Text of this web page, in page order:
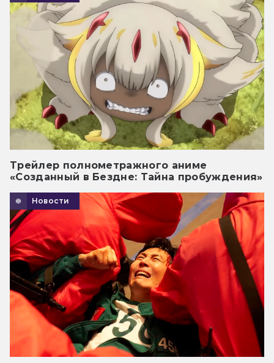
Трейлер полнометражного аниме
«Созданный в Бездне: Тайна пробуждения»
Новости